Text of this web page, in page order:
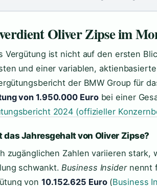
Oliver Zipse im
Vergütung ist nicht auf den ersten
und einer variablen,
der BMW Group für
von 1.950.000 Eurobei einer
2024 (offizieller
das Jahresgehalt von Oliver Zipse?
zugänglichen Zahlen variieren stark,
schwankt.Business Insidernennt
von 10.152.625 Euro(Business